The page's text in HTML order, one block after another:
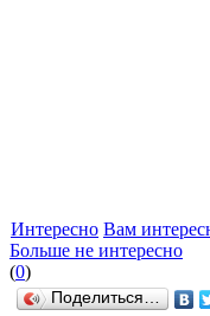
Интересно Вам
Больше не интересно
(0)
Поделиться…